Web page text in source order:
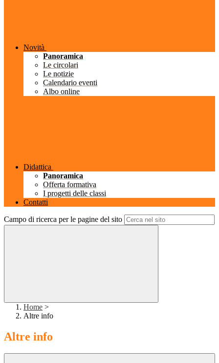
Novità
Panoramica
Le circolari
Le notizie
Calendario eventi
Albo online
Didattica
Panoramica
Offerta formativa
I progetti delle classi
Contatti
Campo di ricerca per le pagine del sito
Home >
Altre info
Altre info